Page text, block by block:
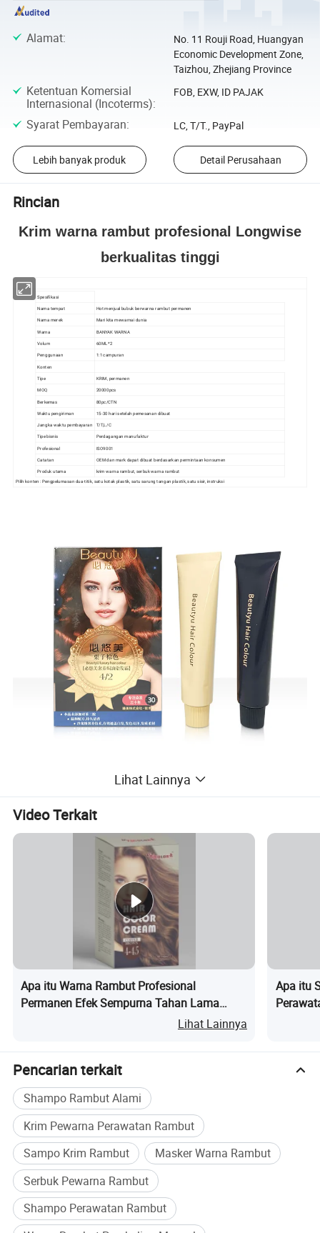
Alamat:
No. 11 Rouji Road, Huangyan
Economic Development Zone,
Taizhou, Zhejiang Province
Ketentuan Komersial
Internasional (Incoterms):
FOB, EXW, ID PAJAK
Syarat Pembayaran: LC, T/T., PayPal
Lebih banyak produk Detail Perusahaan
Rincian
Krim warna rambut profesional Longwise
berkualitas tinggi
Spesifikasi
Nama tempat
Hot menjual bubuk berwarna rambut permanen
Nama merek
Mari kita mewarnai dunia
Warna
BANYAK WARNA
Volum
60ML*2
Penggunaan
1:1 campuran
Konten
Tipe
KRIM, permanen
MOQ
20000pcs
Berkemas
80pc/CTN
Waktu pengiriman
15-30 hari setelah pemesanan dibuat
Jangka waktu pembayaran
T/T,L/C
Tipe bisnis
Perdagangan manufaktur
Profesional
ISO9001
Catatan
OEM dan mark dapat dibuat berdasarkan permintaan konsumen
Produk utama
krim warna rambut, serbuk warna rambut
Pilih konten : Pengpelumasan dua-titik, satu kotak plastik, satu sarung tangan plastik, satu sisir, instruksi
Lihat Lainnya
Video Terkait
Apa itu Warna Rambut Profesional
Permanen Efek Sempurna Tahan Lama
Dapat Didistribusikan Memimpin TrenLihat Lainnya
Apa itu
Pencarian terkait
Shampo Rambut Alami
Krim Pewarna Perawatan Rambut
Sampo Krim Rambut
Masker Warna Rambut
Serbuk Pewarna Rambut
Shampo Perawatan Rambut